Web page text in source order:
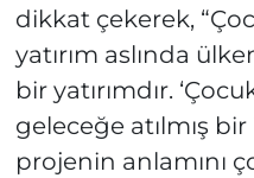
dikkat çekerek,
yatırım aslında
bir yatırımdır.
geleceğe atılmış bir
projenin anlamını